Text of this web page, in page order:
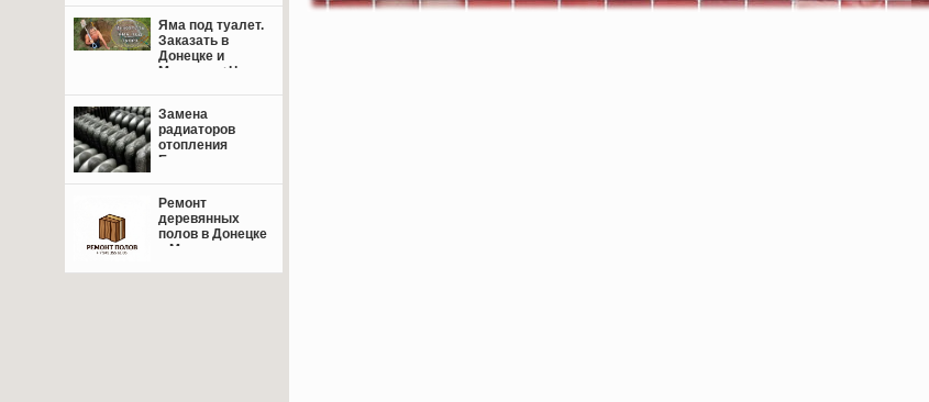
Яма под туалет.
Заказать в
Донецке и
Макеевке+Цены.
Замена
радиаторов
отопления
Енакиево,
Ремонт
деревянных
полов в Донецке
и Макеевке: от